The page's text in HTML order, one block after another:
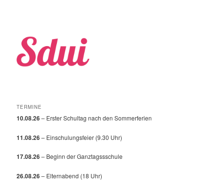
TERMINE
10.08.26– Erster Schultag nach den Sommerferien
11.08.26– Einschulungsfeier (9.30 Uhr)
17.08.26– Beginn der Ganztagssschule
26.08.26– Elternabend (18 Uhr)